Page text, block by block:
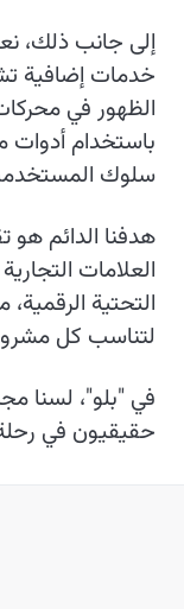
إلى جانب ذلك،
باستخدام أدوات
سلوك
هدفنا الدائم هو
العلامات
التحتية
لتناسب كل
في "بلو"، لسنا
حقيقيون في